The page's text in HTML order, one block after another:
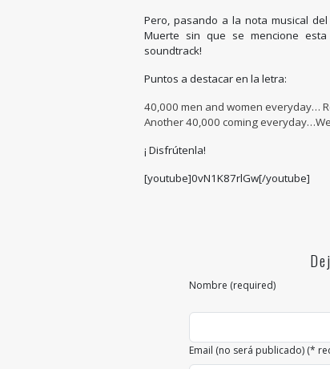
Pero, pasando a la nota musical
Muerte sin que se mencione
soundtrack!
Puntos a destacar en la letra:
40,000 men and women everyday…
Another 40,000 coming
¡ Disfrútenla!
[youtube]0vN1K87rlGw[/youtube]
Nombre (required)
Email (no será publicado) (*